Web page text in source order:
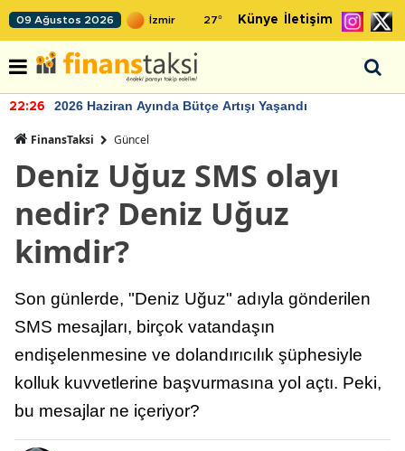
09 Ağustos 2026 27° Künye İletişim
22:26 2026 Haziran Ayında Bütçe Artışı Yaşandı
FinansTaksi Güncel
Deniz Uğuz SMS olayı
nedir? Deniz Uğuz
kimdir?
Son günlerde, "Deniz Uğuz" adıyla gönderilen
SMS mesajları, birçok vatandaşın
endişelenmesine ve dolandırıcılık şüphesiyle
kolluk kuvvetlerine başvurmasına yol açtı. Peki,
bu mesajlar ne içeriyor?